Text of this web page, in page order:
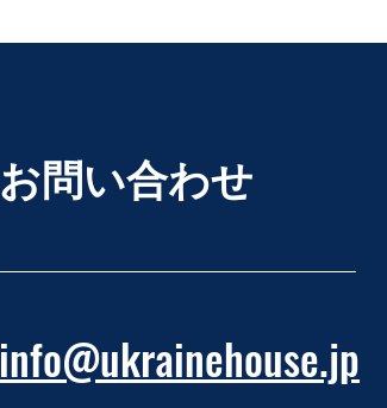
お問い合わせ
info@ukrainehouse.jp